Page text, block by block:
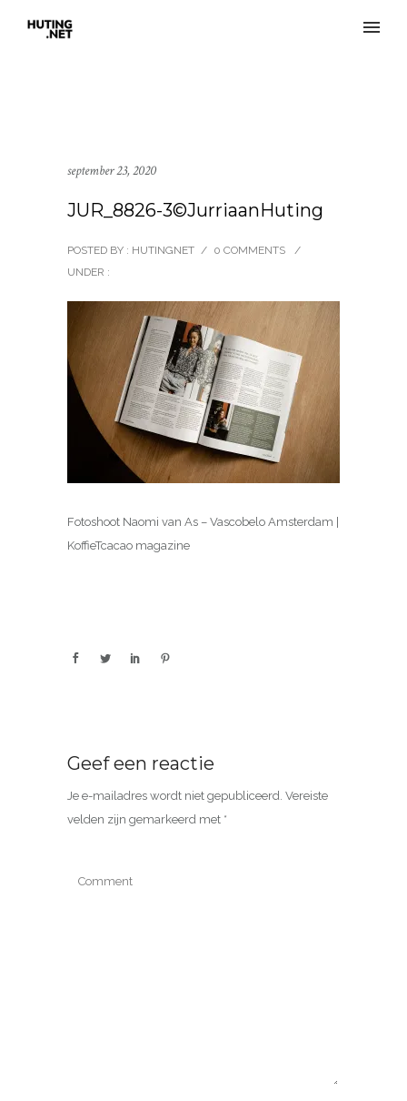
september 23, 2020
JUR_8826-3©JurriaanHuting
POSTED BY : HUTINGNET / 0 COMMENTS
/
UNDER :
Fotoshoot Naomi van As – Vascobelo Amsterdam |
KoffieTcacao magazine
Geef een reactie
Je e-mailadres wordt niet gepubliceerd. Vereiste
velden zijn gemarkeerd met *